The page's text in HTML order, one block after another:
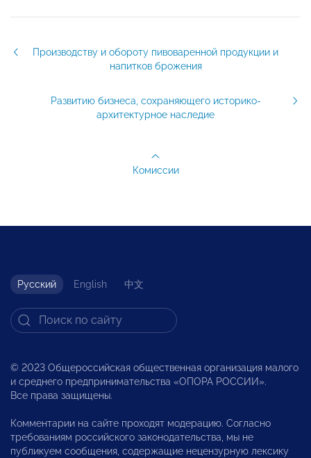
Производству и обороту пивоваренной продукции и
напитков брожения
Развитию бизнеса, сохраняющего историко-
архитектурное наследие
Комиссии
Русский English 中文
© 2023 Общероссийская общественная организация малого
и среднего предпринимательства «ОПОРА РОССИИ».
Все права защищены.
Комментарии на сайте проходят модерацию. Согласно
требованиям российского законодательства, мы не
публикуем сообщения, содержащие нецензурную лексику